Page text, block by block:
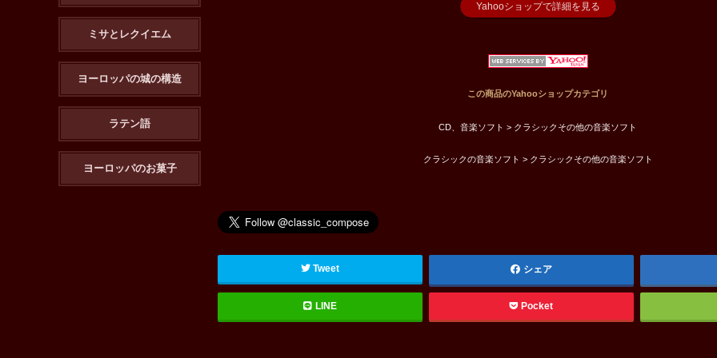
Yahooショップで詳細を見る
この商品のYahooショップカテゴリ
CD、音楽ソフト > クラシックその他の音楽ソフト
クラシックの音楽ソフト > クラシックその他の音楽ソフト
Tweet シェア
LINE Pocket
ミサとレクイエム
ヨーロッパの城の構造
ラテン語
ヨーロッパのお菓子